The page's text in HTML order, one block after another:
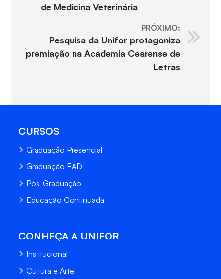
de Medicina Veterinária
PRÓXIMO:
Pesquisa da Unifor protagoniza
premiação na Academia Cearense de
Letras
CURSOS
Graduação Presencial
Graduação EAD
Pós-Graduação
Educação Continuada
CONHEÇA A UNIFOR
Institucional
Cultura e Arte